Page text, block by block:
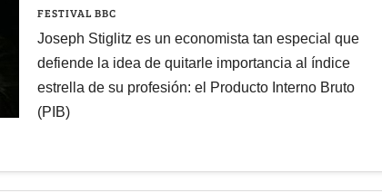
FESTIVAL BBC
Joseph Stiglitz es un economista tan especial que
defiende la idea de quitarle importancia al índice
estrella de su profesión: el Producto Interno Bruto
(PIB)